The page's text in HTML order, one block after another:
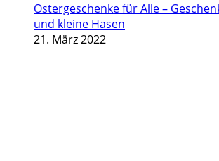
Ostergeschenke für Alle –
und kleine Hasen
21. März 2022